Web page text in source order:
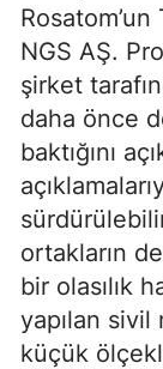
NGS AŞ.
şirket
daha önce
baktığını
ortakların
bir olasılık
yapılan sivil
küçük